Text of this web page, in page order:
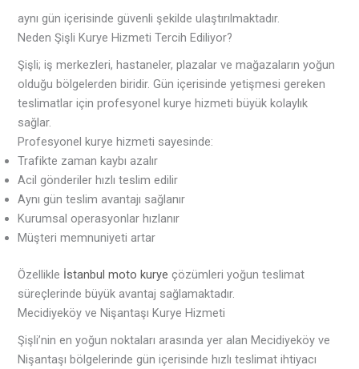
aynı gün içerisinde güvenli şekilde ulaştırılmaktadır.
Neden Şişli Kurye Hizmeti Tercih Ediliyor?
Şişli; iş merkezleri, hastaneler, plazalar ve mağazaların yoğun
olduğu bölgelerden biridir. Gün içerisinde yetişmesi gereken
teslimatlar için profesyonel kurye hizmeti büyük kolaylık
sağlar.
Profesyonel kurye hizmeti sayesinde:
Trafikte zaman kaybı azalır
Acil gönderiler hızlı teslim edilir
Aynı gün teslim avantajı sağlanır
Kurumsal operasyonlar hızlanır
Müşteri memnuniyeti artar
Özellikle İstanbul moto kurye çözümleri yoğun teslimat
süreçlerinde büyük avantaj sağlamaktadır.
Mecidiyeköy ve Nişantaşı Kurye Hizmeti
Şişli’nin en yoğun noktaları arasında yer alan Mecidiyeköy ve
Nişantaşı bölgelerinde gün içerisinde hızlı teslimat ihtiyacı